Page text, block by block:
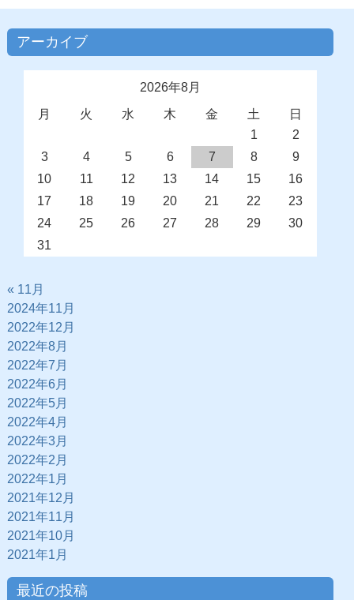
アーカイブ
2026年8月
月
火 水 木 金 土
日
1
2
3
4 5 6 7 8
9
10
11 12 13 14 15
16
17
18 19 20 21 22
23
24
25 26 27 28 29
30
31
« 11月
2024年11月
2022年12月
2022年8月
2022年7月
2022年6月
2022年5月
2022年4月
2022年3月
2022年2月
2022年1月
2021年12月
2021年11月
2021年10月
2021年1月
最近の投稿